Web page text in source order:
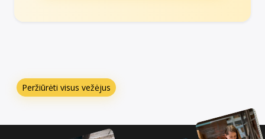
Peržiūrėti visus vežėjus